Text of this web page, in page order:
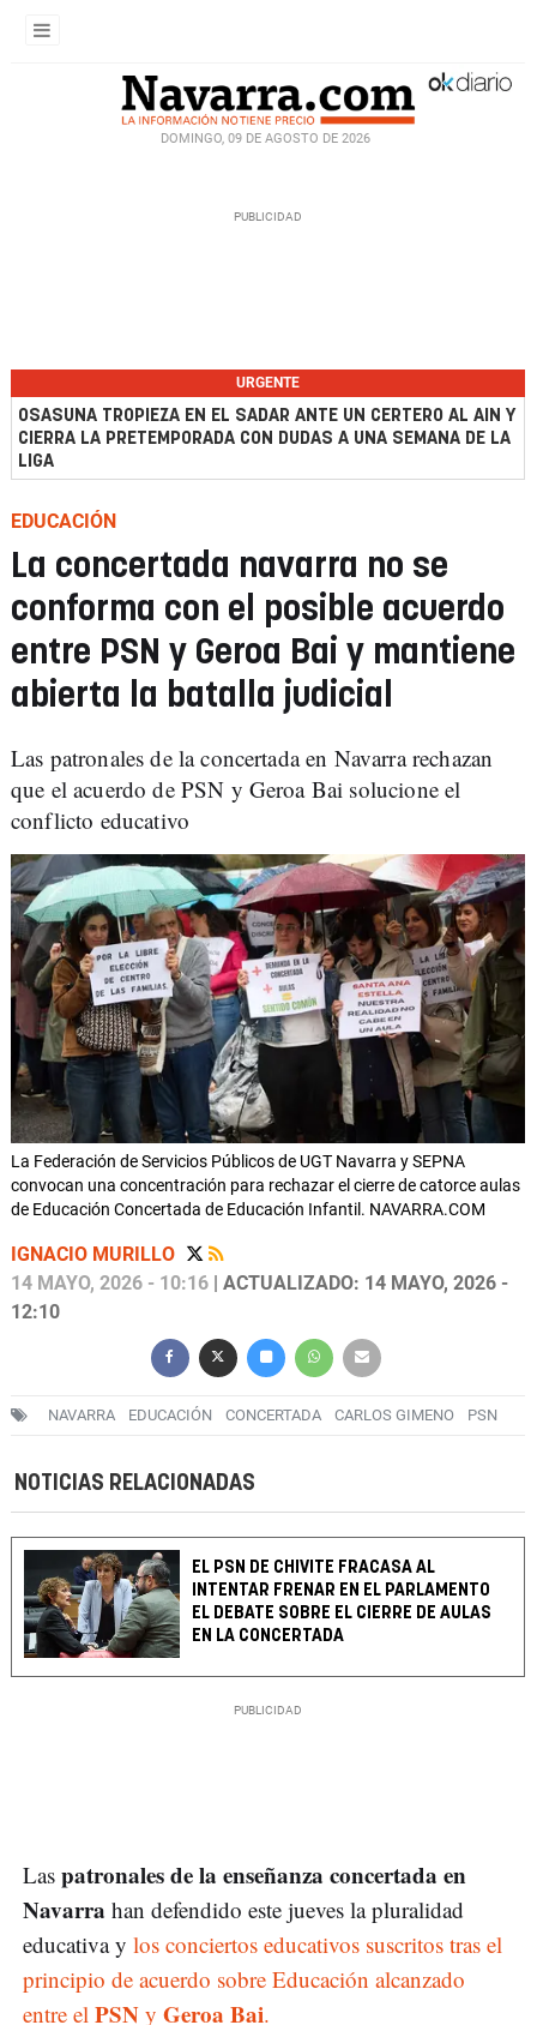
DOMINGO, 09 DE AGOSTO DE 2026
URGENTE
OSASUNA TROPIEZA EN EL SADAR ANTE UN CERTERO AL AIN Y
CIERRA LA PRETEMPORADA CON DUDAS A UNA SEMANA DE LA
LIGA
EDUCACIÓN
La concertada navarra no se
conforma con el posible acuerdo
entre PSN y Geroa Bai y mantiene
abierta la batalla judicial
Las patronales de la concertada en Navarra rechazan
que el acuerdo de PSN y Geroa Bai solucione el
conflicto educativo
La Federación de Servicios Públicos de UGT Navarra y SEPNA
convocan una concentración para rechazar el cierre de catorce aulas
de Educación Concertada de Educación Infantil. NAVARRA.COM
IGNACIO MURILLO
14 MAYO, 2026 - 10:16 | ACTUALIZADO: 14 MAYO, 2026 -
12:10
NAVARRA EDUCACIÓN CONCERTADA CARLOS GIMENO PSN
NOTICIAS RELACIONADAS
EL PSN DE CHIVITE FRACASA AL
INTENTAR FRENAR EN EL PARLAMENTO
EL DEBATE SOBRE EL CIERRE DE AULAS
EN LA CONCERTADA
Las patronales de la enseñanza concertada en
Navarra han defendido este jueves la pluralidad
educativa y los conciertos educativos suscritos tras el
principio de acuerdo sobre Educación alcanzado
entre el PSN y Geroa Bai.